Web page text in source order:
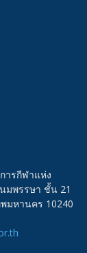
ารกีฬาแห่ง
มพรรษา ชั้น 21
มหานคร 10240